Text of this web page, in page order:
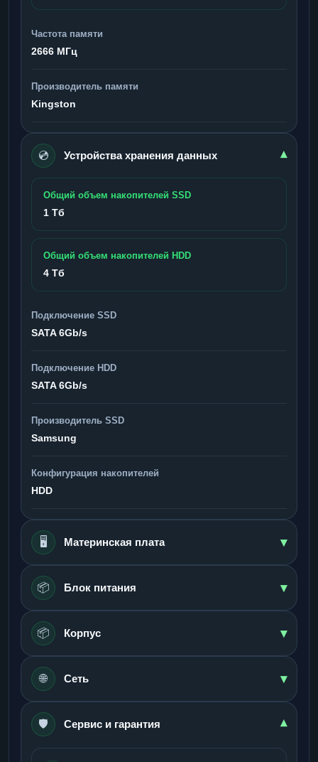
Частота памяти
2666 МГц
Производитель памяти
Kingston
💿 Устройства хранения данных ▾
Общий объем накопителей SSD
1 Тб
Общий объем накопителей HDD
4 Тб
Подключение SSD
SATA 6Gb/s
Подключение HDD
SATA 6Gb/s
Производитель SSD
Samsung
Конфигурация накопителей
HDD
🖥️ Материнская плата ▾
📦 Блок питания ▾
📦 Корпус ▾
🌐 Сеть ▾
🛡️ Сервис и гарантия ▾